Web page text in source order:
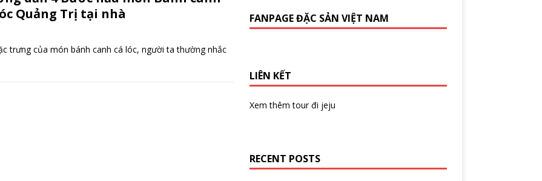
Quảng Trị tại nhà
trưng của món bánh canh cá lóc, người ta thường nhắc
FANPAGE ĐẶC SẢN VIỆT NAM
LIÊN KẾT
Xem thêmtour đi jeju
RECENT POSTS